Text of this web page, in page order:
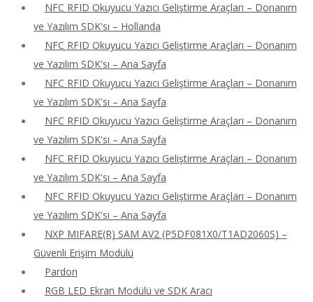
NFC RFID Okuyucu Yazıcı Geliştirme Araçları – Donanım
ve Yazılım SDK'sı – Hollanda
NFC RFID Okuyucu Yazıcı Geliştirme Araçları – Donanım
ve Yazılım SDK'sı – Ana Sayfa
NFC RFID Okuyucu Yazıcı Geliştirme Araçları – Donanım
ve Yazılım SDK'sı – Ana Sayfa
NFC RFID Okuyucu Yazıcı Geliştirme Araçları – Donanım
ve Yazılım SDK'sı – Ana Sayfa
NFC RFID Okuyucu Yazıcı Geliştirme Araçları – Donanım
ve Yazılım SDK'sı – Ana Sayfa
NFC RFID Okuyucu Yazıcı Geliştirme Araçları – Donanım
ve Yazılım SDK'sı – Ana Sayfa
NXP MIFARE(R) SAM AV2 (P5DF081X0/T1AD2060S) –
Güvenli Erişim Modülü
Pardon
RGB LED Ekran Modülü ve SDK Aracı